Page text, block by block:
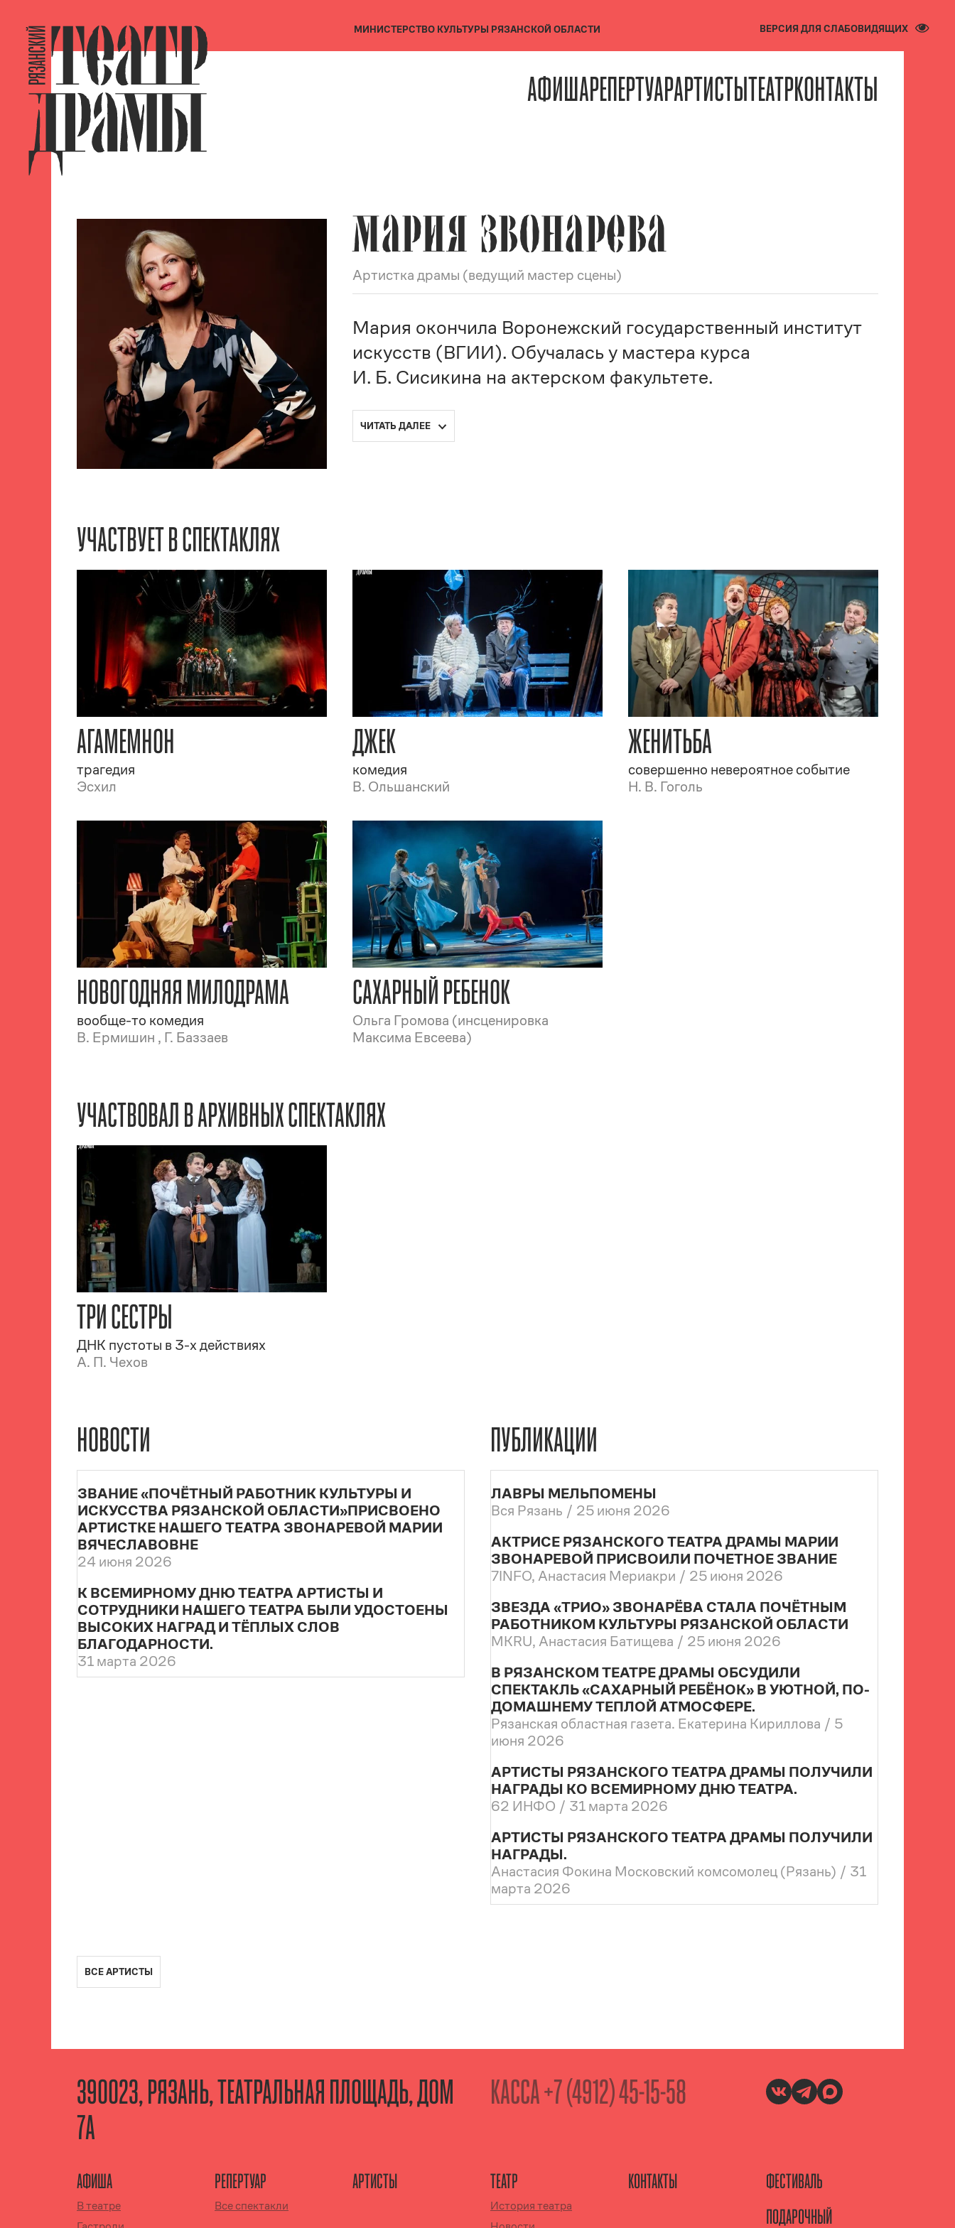
МИНИСТЕРСТВО КУЛЬТУРЫ РЯЗАНСКОЙ ОБЛАСТИ ВЕРСИЯ ДЛЯ СЛАБОВИДЯЩИХ
АФИШАРЕПЕРТУАРАРТИСТЫТЕАТРКОНТАКТЫ
МАРИЯ ЗВОНАРЕВА
Артистка драмы (ведущий мастер сцены)
Мария окончила Воронежский государственный институт
искусств (ВГИИ). Обучалась у мастера курса
И. Б. Сисикина на актерском факультете.
ЧИТАТЬ ДАЛЕЕ
УЧАСТВУЕТ В СПЕКТАКЛЯХ
АГАМЕМНОН
трагедия
Эсхил
ДЖЕК
комедия
В. Ольшанский
ЖЕНИТЬБА
совершенно невероятное событие
Н. В. Гоголь
НОВОГОДНЯЯ МИЛОДРАМА
вообще-то комедия
В. Ермишин , Г. Баззаев
САХАРНЫЙ РЕБЕНОК
Ольга Громова (инсценировка
Максима Евсеева)
УЧАСТВОВАЛ В АРХИВНЫХ СПЕКТАКЛЯХ
ТРИ СЕСТРЫ
ДНК пустоты в 3-х действиях
А. П. Чехов
НОВОСТИ
ЗВАНИЕ «ПОЧЁТНЫЙ РАБОТНИК КУЛЬТУРЫ И
ИСКУССТВА РЯЗАНСКОЙ ОБЛАСТИ»ПРИСВОЕНО
АРТИСТКЕ НАШЕГО ТЕАТРА ЗВОНАРЕВОЙ МАРИИ
ВЯЧЕСЛАВОВНЕ
24 июня 2026
К ВСЕМИРНОМУ ДНЮ ТЕАТРА АРТИСТЫ И
СОТРУДНИКИ НАШЕГО ТЕАТРА БЫЛИ УДОСТОЕНЫ
ВЫСОКИХ НАГРАД И ТЁПЛЫХ СЛОВ
БЛАГОДАРНОСТИ.
31 марта 2026
ПУБЛИКАЦИИ
ЛАВРЫ МЕЛЬПОМЕНЫ
Вся Рязань / 25 июня 2026
АКТРИСЕ РЯЗАНСКОГО ТЕАТРА ДРАМЫ МАРИИ
ЗВОНАРЕВОЙ ПРИСВОИЛИ ПОЧЕТНОЕ ЗВАНИЕ
7INFO, Анастасия Мериакри / 25 июня 2026
ЗВЕЗДА «ТРИО» ЗВОНАРЁВА СТАЛА ПОЧЁТНЫМ
РАБОТНИКОМ КУЛЬТУРЫ РЯЗАНСКОЙ ОБЛАСТИ
МКRU, Анастасия Батищева / 25 июня 2026
В РЯЗАНСКОМ ТЕАТРЕ ДРАМЫ ОБСУДИЛИ
СПЕКТАКЛЬ «САХАРНЫЙ РЕБЁНОК» В УЮТНОЙ, ПО-
ДОМАШНЕМУ ТЕПЛОЙ АТМОСФЕРЕ.
Рязанская областная газета. Екатерина Кириллова / 5
июня 2026
АРТИСТЫ РЯЗАНСКОГО ТЕАТРА ДРАМЫ ПОЛУЧИЛИ
НАГРАДЫ КО ВСЕМИРНОМУ ДНЮ ТЕАТРА.
62 ИНФО / 31 марта 2026
АРТИСТЫ РЯЗАНСКОГО ТЕАТРА ДРАМЫ ПОЛУЧИЛИ
НАГРАДЫ.
Анастасия Фокина Московский комсомолец (Рязань) / 31
марта 2026
ВСЕ АРТИСТЫ
390023, РЯЗАНЬ, ТЕАТРАЛЬНАЯ ПЛОЩАДЬ, ДОМ
7А
КАССА+7 (4912) 45-15-58
АФИША
В театре
РЕПЕРТУАР
Все спектакли
АРТИСТЫ ТЕАТР
История театра
КОНТАКТЫ
ФЕСТИВАЛЬ
ПОДАРОЧНЫЙ